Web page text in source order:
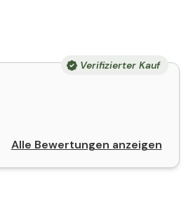
Verifizierter Kauf
Alle Bewertungen anzeigen